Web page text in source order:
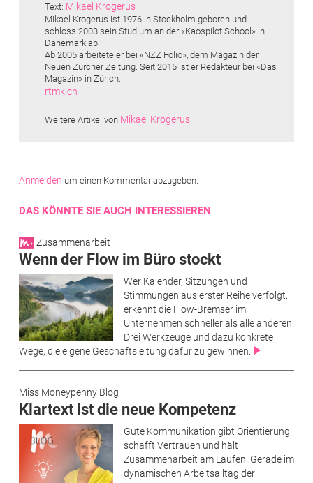
Text: Mikael Krogerus
Mikael Krogerus ist 1976 in Stockholm geboren und
schloss 2003 sein Studium an der «Kaospilot School» in
Dänemark ab.
Ab 2005 arbeitete er bei «NZZ Folio», dem Magazin der
Neuen Zürcher Zeitung. Seit 2015 ist er Redakteur bei «Das
Magazin» in Zürich.
rtmk.ch
Weitere Artikel von Mikael Krogerus
Anmelden um einen Kommentar abzugeben.
DAS KÖNNTE SIE AUCH INTERESSIEREN
Zusammenarbeit
Wenn der Flow im Büro stockt
Wer Kalender, Sitzungen und
Stimmungen aus erster Reihe verfolgt,
erkennt die Flow-Bremser im
Unternehmen schneller als alle anderen.
Drei Werkzeuge und dazu konkrete
Wege, die eigene Geschäftsleitung dafür zu gewinnen.
Miss Moneypenny Blog
Klartext ist die neue Kompetenz
Gute Kommunikation gibt Orientierung,
schafft Vertrauen und hält
Zusammenarbeit am Laufen. Gerade im
dynamischen Arbeitsalltag der